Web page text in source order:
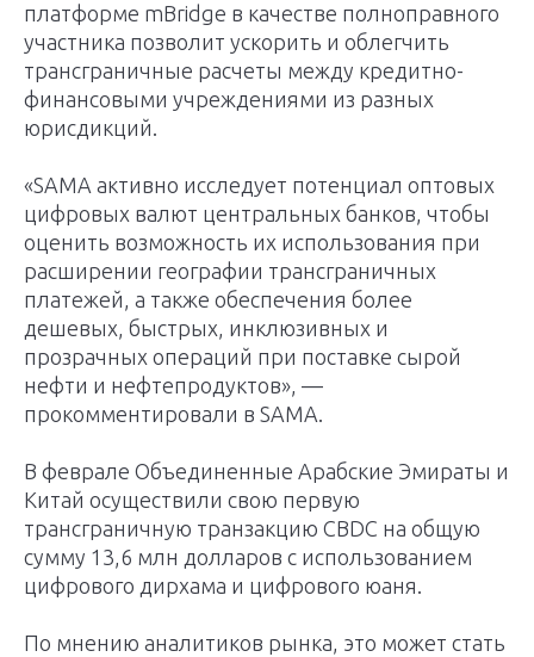
платформе mBridge в качестве полноправного
участника позволит ускорить и облегчить
трансграничные расчеты между кредитно-
финансовыми учреждениями из разных
юрисдикций.
«SAMA активно исследует потенциал оптовых
цифровых валют центральных банков, чтобы
оценить возможность их использования при
расширении географии трансграничных
платежей, а также обеспечения более
дешевых, быстрых, инклюзивных и
прозрачных операций при поставке сырой
нефти и нефтепродуктов», —
прокомментировали в SAMA.
В феврале Объединенные Арабские Эмираты и
Китай осуществили свою первую
трансграничную транзакцию CBDC на общую
сумму 13,6 млн долларов с использованием
цифрового дирхама и цифрового юаня.
По мнению аналитиков рынка, это может стать